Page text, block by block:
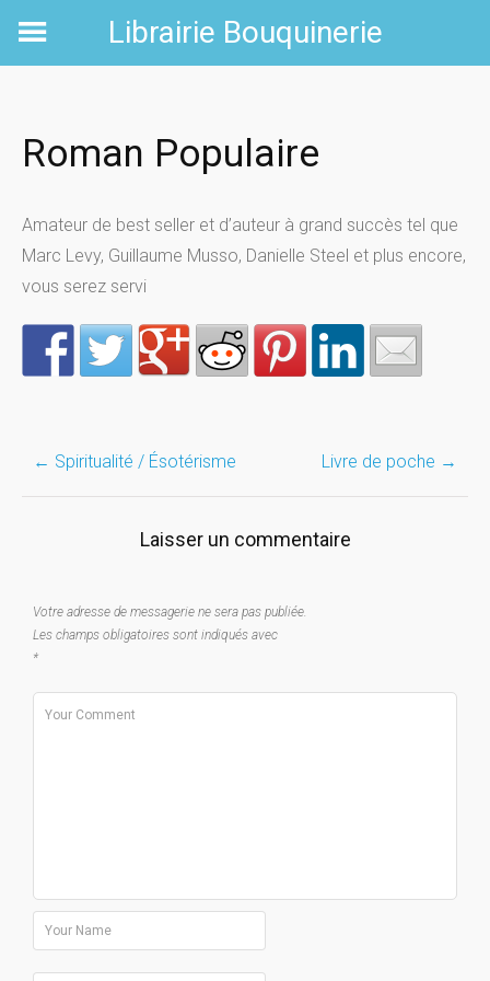
Librairie Bouquinerie
Roman Populaire
Amateur de best seller et d’auteur à grand succès tel que
Marc Levy, Guillaume Musso, Danielle Steel et plus encore,
vous serez servi
← Spiritualité / Ésotérisme Livre de poche →
Laisser un commentaire
Votre adresse de messagerie ne sera pas publiée.
Les champs obligatoires sont indiqués avec
*